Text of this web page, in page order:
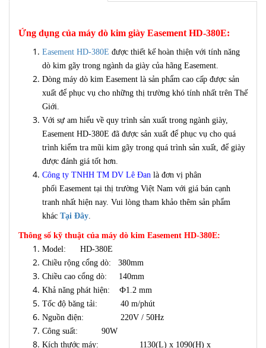
Ứng dụng của máy dò kim giày Easement HD-380E:
Easement HD-380E được thiết kế hoàn thiện với tính năng
dò kim gãy trong ngành da giày của hãng Easement.
Dòng máy dò kim Easement là sản phẩm cao cấp được sản
xuất để phục vụ cho những thị trường khó tính nhất trên Thế
Giới.
Với sự am hiểu về quy trình sản xuất trong ngành giày,
Easement HD-380E đã được sản xuất để phục vụ cho quá
trình kiểm tra mũi kim gãy trong quá trình sản xuất, để giày
được đánh giá tốt hơn.
Công ty TNHH TM DV Lê Đan là đơn vị phân
phối Easement tại thị trường Việt Nam với giá bán cạnh
tranh nhất hiện nay. Vui lòng tham khảo thêm sản phẩm
khác Tại Đây.
Thông số kỹ thuật của máy dò kim Easement HD-380E:
Model:
HD-380E
Chiều rộng cổng dò: 380mm
Chiều cao cổng dò: 140mm
Khả năng phát hiện: Ф1.2 mm
Tốc độ băng tải:
40 m/phút
Nguồn điện:
220V / 50Hz
Công suất:
90W
Kích thước máy:
1130(L) x 1090(H) x